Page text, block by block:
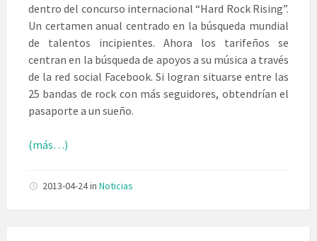
dentro del concurso internacional “Hard Rock Rising”.
Un certamen anual centrado en la búsqueda mundial
de talentos incipientes. Ahora los tarifeños se
centran en la búsqueda de apoyos a su música a través
de la red social Facebook. Si logran situarse entre las
25 bandas de rock con más seguidores, obtendrían el
pasaporte a un sueño.
(más…)
2013-04-24in Noticias